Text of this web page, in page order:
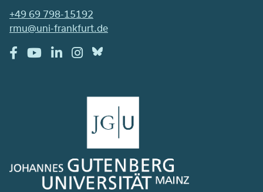
+49 69 798-15192
rmu@uni-frankfurt.de